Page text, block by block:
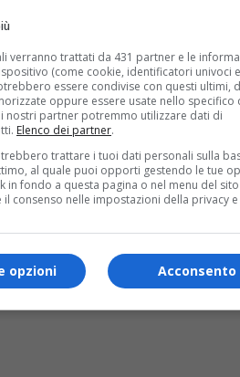
sistemazione in
stelle, 15 giorni di
e due lettini per coppia,
singola, 170 euro.
di bocce con coppe per
da Serravalle
contattare Pippo al
agosto.
verranno trattati da 431 partner e le
(come cookie, identificatori univoci
essere condivise con questi ultimi,
oppure essere usate nello specifico
nostri partner potremmo utilizzare dati di
Elenco dei partner.
trattare i tuoi dati personali sulla
al quale puoi opporti gestendo le tue
in fondo a questa pagina o nel menu del
il consenso nelle impostazioni della privacy
Acconsento
opzioni